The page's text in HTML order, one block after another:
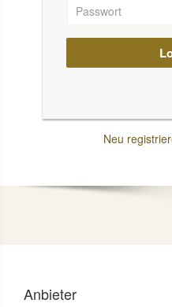
Neu
Anbieter